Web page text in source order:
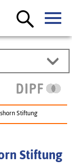
Stiftung
Stiftung